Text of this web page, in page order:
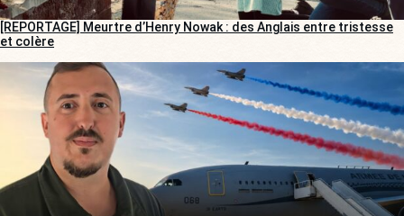
[REPORTAGE] Meurtre d’Henry Nowak : des Anglais entre tristesse
et colère